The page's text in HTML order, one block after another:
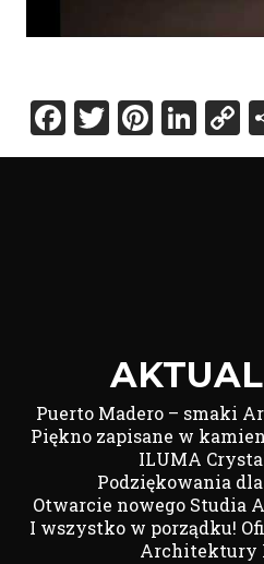
Facebook
Twitter
Puerto Madero – smaki
Piękno zapisane w
ILUMA
Podziękowania
Otwarcie nowego Studia
I wszystko w porządku!
Architektury